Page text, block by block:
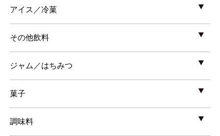
アイス／冷菓
その他飲料
ジャム／はちみつ
菓子
調味料